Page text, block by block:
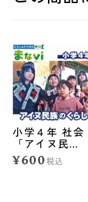
小学４年 社会
「アイヌ民族
のくらしと文
化」
¥600 税込